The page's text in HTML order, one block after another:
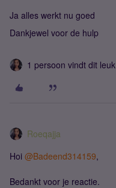
Ja alles werkt nu goed
Dankjewel voor de hulp
1 persoon vindt dit leuk
Roeqajja
Hoi @Badeend314159,
Bedankt voor je reactie.